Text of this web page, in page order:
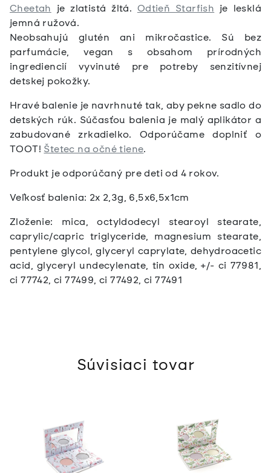
Cheetah je zlatistá žltá. Odtieň Starfish je lesklá
jemná ružová.
Neobsahujú glutén ani mikročastice. Sú bez
parfumácie, vegan s obsahom prírodných
ingrediencií vyvinuté pre potreby senzitívnej
detskej pokožky.
Hravé balenie je navrhnuté tak, aby pekne sadlo do
detských rúk. Súčasťou balenia je malý aplikátor a
zabudované zrkadielko. Odporúčame doplniť o
TOOT! Štetec na očné tiene.
Produkt je odporúčaný pre deti od 4 rokov.
Veľkosť balenia: 2x 2,3g, 6,5x6,5x1cm
Zloženie: mica, octyldodecyl stearoyl stearate,
caprylic/capric triglyceride, magnesium stearate,
pentylene glycol, glyceryl caprylate, dehydroacetic
acid, glyceryl undecylenate, tin oxide, +/- ci 77981,
ci 77742, ci 77499, ci 77492, ci 77491
Súvisiaci tovar